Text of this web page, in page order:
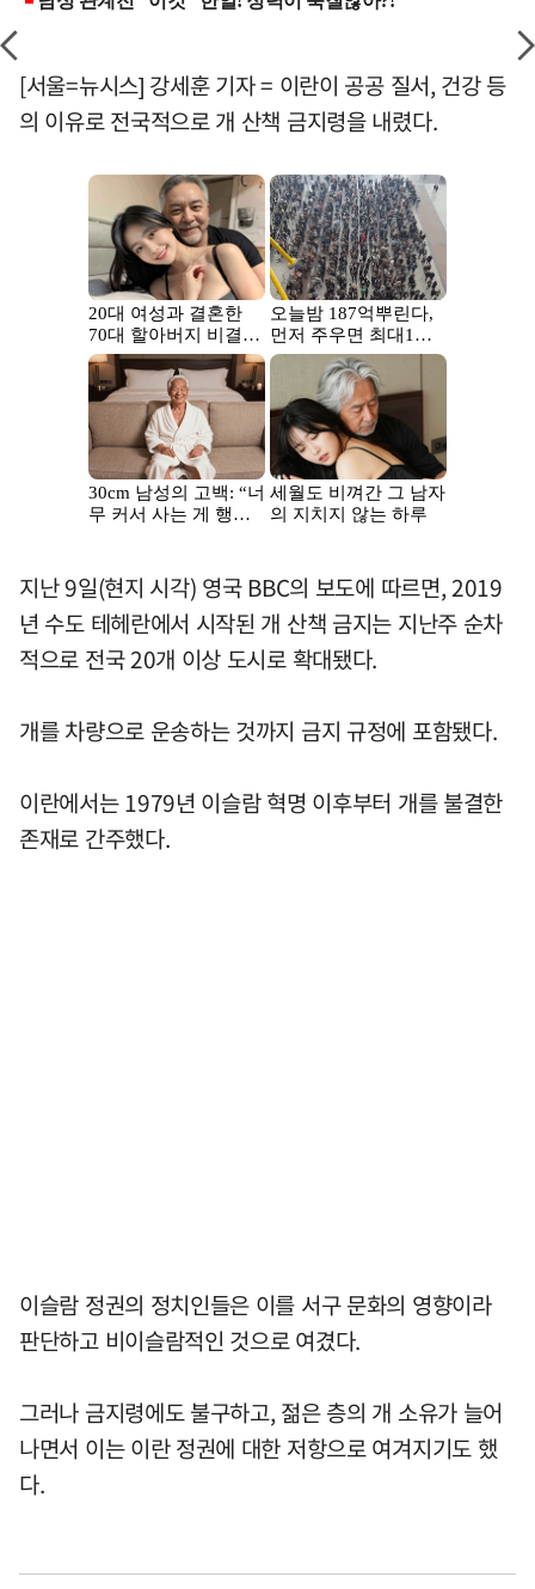
[서울=뉴시스] 강세훈 기자 = 이란이 공공 질서, 건강 등
의 이유로 전국적으로 개 산책 금지령을 내렸다.
지난 9일(현지 시각) 영국 BBC의 보도에 따르면, 2019
년 수도 테헤란에서 시작된 개 산책 금지는 지난주 순차
적으로 전국 20개 이상 도시로 확대됐다.
개를 차량으로 운송하는 것까지 금지 규정에 포함됐다.
이란에서는 1979년 이슬람 혁명 이후부터 개를 불결한
존재로 간주했다.
이슬람 정권의 정치인들은 이를 서구 문화의 영향이라
판단하고 비이슬람적인 것으로 여겼다.
그러나 금지령에도 불구하고, 젊은 층의 개 소유가 늘어
나면서 이는 이란 정권에 대한 저항으로 여겨지기도 했
다.